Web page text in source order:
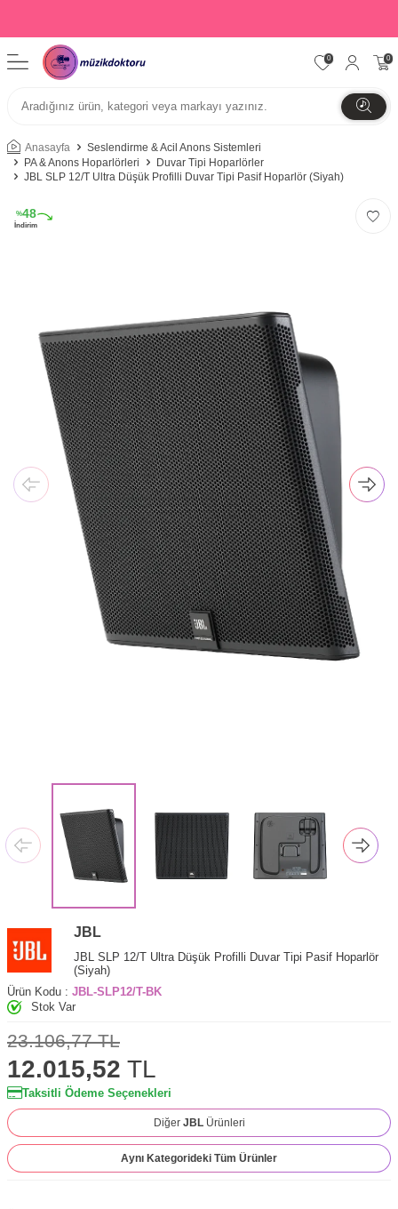
0 0
Anasayfa
Seslendirme & Acil Anons Sistemleri
PA & Anons Hoparlörleri
Duvar Tipi Hoparlörler
JBL SLP 12/T Ultra Düşük Profilli Duvar Tipi Pasif Hoparlör (Siyah)
%48
İndirim
JBL
JBL SLP 12/T Ultra Düşük Profilli Duvar Tipi Pasif Hoparlör
(Siyah)
Ürün Kodu : JBL-SLP12/T-BK
Stok Var
23.106,77TL
12.015,52 TL
Taksitli Ödeme Seçenekleri
Diğer JBL Ürünleri
Aynı Kategorideki Tüm Ürünler